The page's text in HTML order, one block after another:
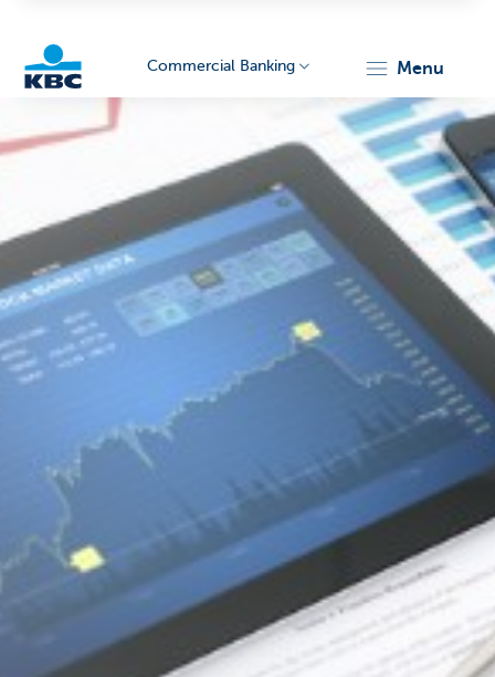
Corporate
Commercial Banking menu